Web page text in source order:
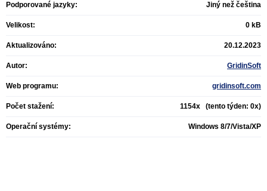
Podporované jazyky: Jiný než čeština
Velikost: 0 kB
Aktualizováno: 20.12.2023
Autor: GridinSoft
Web programu: gridinsoft.com
Počet stažení: 1154x (tento týden: 0x)
Operační systémy: Windows 8/7/Vista/XP